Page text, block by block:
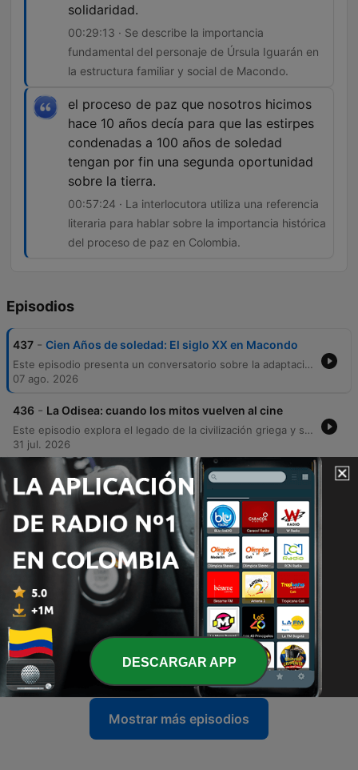
solidaridad.
00:29:13 · Se describe la importancia
fundamental del personaje de Úrsula Iguarán en
la estructura familiar y social de Macondo.
el proceso de paz que nosotros hicimos
hace 10 años decía para que las estirpes
condenadas a 100 años de soledad
tengan por fin una segunda oportunidad
sobre la tierra.
00:57:24 · La interlocutora utiliza una referencia
literaria para hablar sobre la importancia histórica
del proceso de paz en Colombia.
Episodios
437 - Cien Años de soledad: El siglo XX en Macondo
Este episodio presenta un conversatorio sobre la adaptación audiovisual de 'Cien años de soledad', explorando los retos del guion, el diseño visual de Macondo y la traducción del realismo mágico al lenguaje cinematográfico. A través de la participación de Natalia Santa y Diana Uribe, se analiza cómo la obra de García Márquez entrelaza la ficción con la historia de Colombia, abordando temas como la masacre de las bananeras y el papel fundamental de los personajes femeninos. La conversación profundiza en la conexión entre la narrativa y la realidad política colombiana, analizando la circularidad del tiempo, el aislamiento geográfico y la importancia de rescatar la profundidad social de la novela frente a su sobreexposición. Finalmente, se reflexiona sobre la riqueza poética de la obra y su vínculo con las búsquedas actuales de paz y nuevos pactos sociales en el país.
07 ago. 2026
436 - La Odisea: cuando los mitos vuelven al cine
Este episodio explora el legado de la civilización griega y su impacto en Occidente, tomando como punto de partida una reflexión sobre la adaptación cinematográfica de Christopher Nolan basada en La Odisea. Se analiza la transición de la tradición oral a la narrativa moderna, examinando temas fundamentales como la mitología, la filosofía y la importancia del concepto de 'nostos'. A través del análisis de la obra homérica, se profundiza en la transformación de Odiseo de un héroe clásico a un hombre traumatizado por la guerra. El episodio conecta conceptos antiguos como la xenia (hospitalidad) y la híbris con las realidades contemporáneas, reflexionando sobre la ética, el conflicto bélico y la técnica cinematográfica analógica para dar vida al mito.
31 jul. 2026
435
Toronto, la puerta de entrada al Canadá
anglófono II
17 jul. 2026
434 -
Toronto, la puerta de entrada al Canadá
anglófono
La narradora relata su experiencia en Toronto, explorando la historia de las First Nations, Inuit y Métis, y abordando las injusticias de los tratados y el impacto traumático de las escuelas residenciales. El episodio también analiza la formación de la identidad canadiense a través del contraste entre los asentamientos franceses, el Imperio Británico y la expansión del Canadá anglo, detallando cómo las migraciones masivas consolidaron la estructura multicultural del país actual.
09 jul. 2026
433 - ¿Por qué Suiza es diferente?
Un recorrido histórico y cultural por Suiza en el contexto de su enfrentamiento futbolístico contra Colombia. El episodio explora la formación de la confederación suiza a partir de sus cantones originales, su política de neutralidad perpetua establecida en 1815 y su papel fundamental en la creación de la Cruz Roja tras la batalla de Solferino. Se analizan elementos icónicos de la identidad suiza, desde su precisión en la relojería y la producción de chocolate, hasta sus leyendas como Guillermo Tell y Heidi. Asimismo, se examina la relación diplomática y comercial entre Suiza y Colombia, destacando el apoyo suizo a los procesos de paz en territorio colombiano. El contenido cierra con una breve reflexión sobre la solidez defensiva del equipo suizo de fútbol y el antecedente histórico del último encuentro entre ambas selecciones.
07 jul. 2026
Mostrar más episodios
DESCARGAR APP